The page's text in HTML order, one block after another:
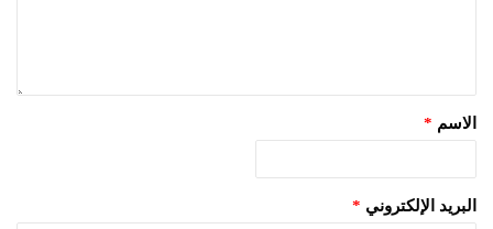
الاسم *
البريد الإلكتروني *